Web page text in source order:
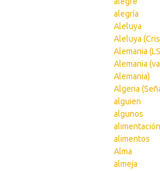
alegría
Aleluya
Aleluya
Alemania
Alemania
Alemania)
Algeria
alguien
algunos
alimentación
alimentos
Alma
almeja